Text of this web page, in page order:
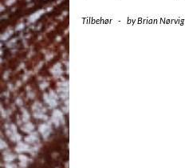
Tilbehør - byBrian Nørvig